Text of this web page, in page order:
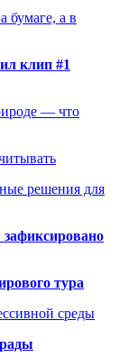
бумаге, а в
клип #1
— что
решения для
тура
среды